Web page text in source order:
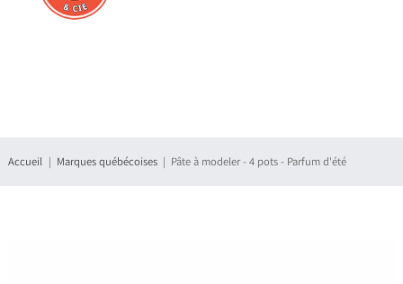
Accueil Marques québécoises Pâte à modeler - 4 pots - Parfum d'été